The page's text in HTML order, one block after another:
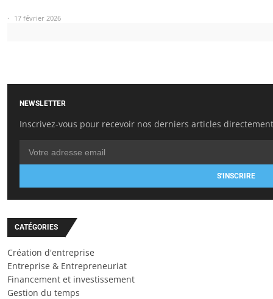
17 février 2026
NEWSLETTER
Inscrivez-vous pour recevoir nos derniers articles
S'INSCRIRE
CATÉGORIES
Création d'entreprise
Entreprise & Entrepreneuriat
Financement et investissement
Gestion du temps